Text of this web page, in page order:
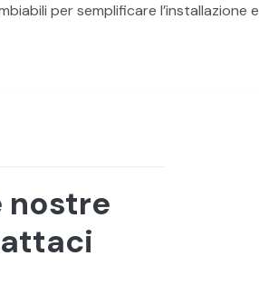
per semplificare l’installazione
nostre